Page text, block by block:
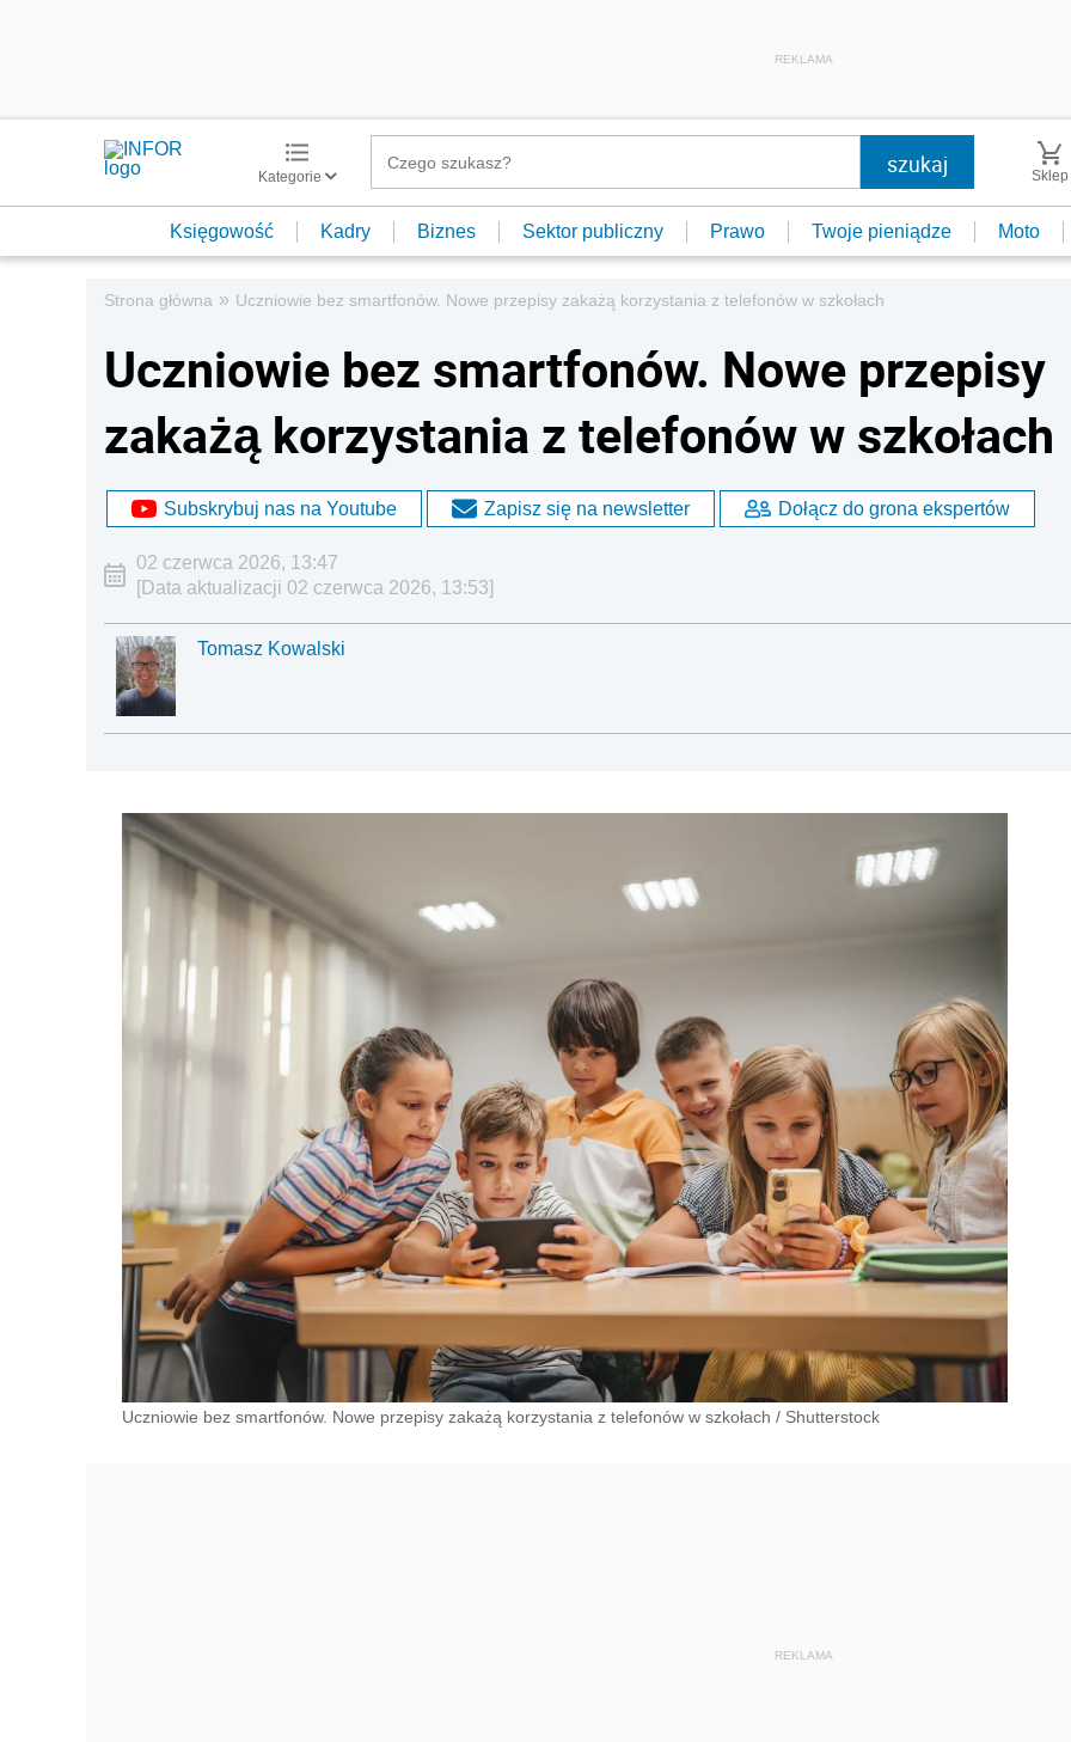
REKLAMA
Kategorie Sklep
Księgowość Kadry Biznes Sektor publiczny Prawo Twoje pieniądze Moto
Strona główna » Uczniowie bez smartfonów. Nowe przepisy zakażą korzystania z telefonów w szkołach
Uczniowie bez smartfonów. Nowe przepisy
zakażą korzystania z telefonów w szkołach
Subskrybuj nas na Youtube Zapisz się na newsletter Dołącz do grona ekspertów
02 czerwca 2026, 13:47
[Data aktualizacji 02 czerwca 2026, 13:53]
Tomasz Kowalski
Uczniowie bez smartfonów. Nowe przepisy zakażą korzystania z telefonów w szkołach / Shutterstock